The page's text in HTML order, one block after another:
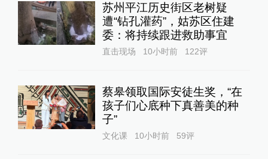
苏州平江历史街区老树疑
遭“钻孔灌药”，姑苏区住建
委：将持续跟进救助事宜
直击现场 10小时前 122评
蔡皋领取国际安徒生奖，“在
孩子们心底种下真善美的种
子”
文化课 10小时前 59评